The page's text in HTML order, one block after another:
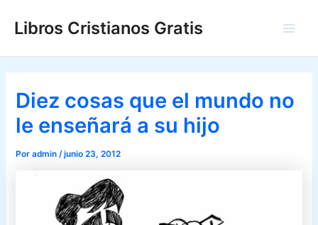
Libros Cristianos Gratis
Diez cosas que el mundo no
le enseñará a su hijo
Poradmin /junio 23, 2012